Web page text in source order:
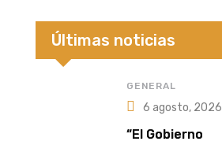
Últimas noticias
GENERAL
6 agosto, 2026
“El Gobierno